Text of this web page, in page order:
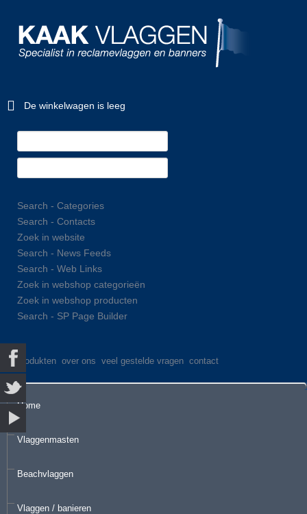
De winkelwagen is leeg
Search - Categories
Search - Contacts
Zoek in website
Search - News Feeds
Search - Web Links
Zoek in webshop categorieën
Zoek in webshop producten
Search - SP Page Builder
produkten over ons veel gestelde vragen contact
Home
Vlaggenmasten
Beachvlaggen
Vlaggen / banieren